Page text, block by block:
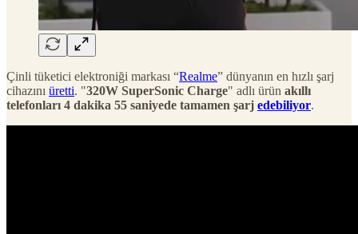
Çinli tüketici elektroniği markası “Realme” dünyanın en hızlı şarj
cihazını üretti. "320W SuperSonic Charge" adlı ürün akıllı
telefonları 4 dakika 55 saniyede tamamen şarj edebiliyor.